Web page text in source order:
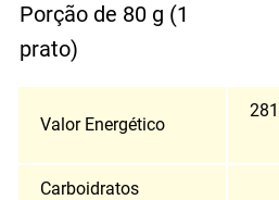
Porção de 80 g (1
prato)
Valor Energético
Carboidratos